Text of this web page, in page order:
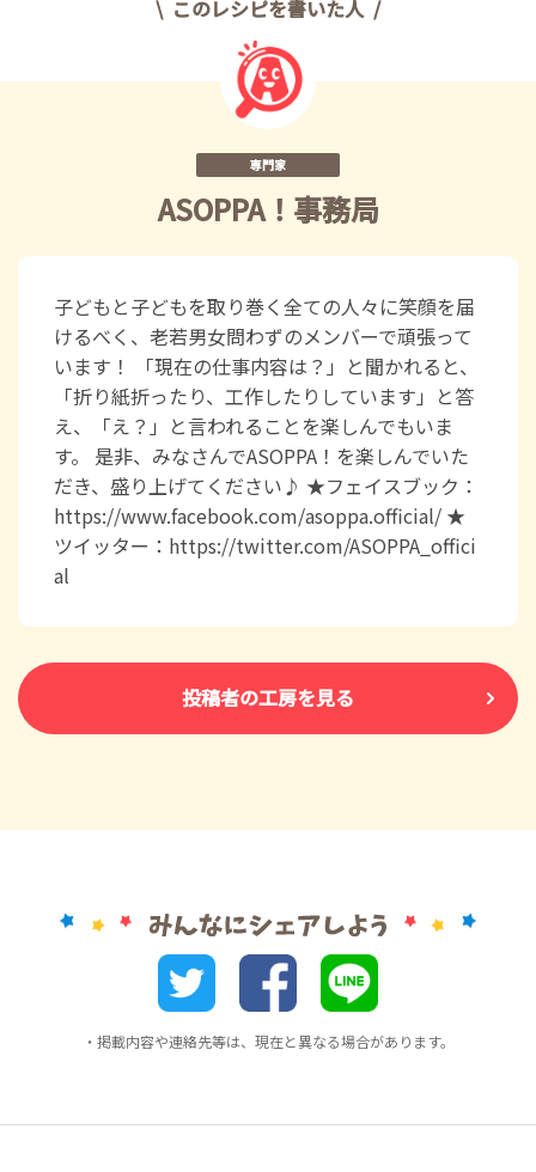
このレシピを書いた人
専門家
ASOPPA！事務局
子どもと子どもを取り巻く全ての人々に笑顔を届
けるべく、老若男女問わずのメンバーで頑張って
います！ 「現在の仕事内容は？」と聞かれると、
「折り紙折ったり、工作したりしています」と答
え、「え？」と言われることを楽しんでもいま
す。 是非、みなさんでASOPPA！を楽しんでいた
だき、盛り上げてください♪ ★フェイスブック：
https://www.facebook.com/asoppa.official/ ★
ツイッター：https://twitter.com/ASOPPA_offici
al
投稿者の工房を見る
・掲載内容や連絡先等は、現在と異なる場合があります。